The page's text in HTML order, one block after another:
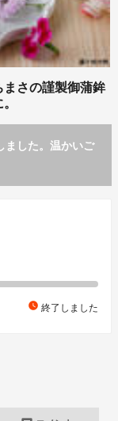
さの謹製御蒲鉾
ました。温かいご
watch_later 終了しました